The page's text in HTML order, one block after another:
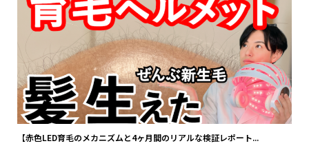
【赤色LED育毛のメカニズムと4ヶ月間のリアルな検証レポート...